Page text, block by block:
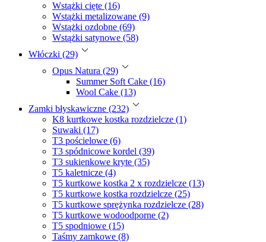
Wstążki cięte (16)
Wstążki metalizowane (9)
Wstążki ozdobne (69)
Wstążki satynowe (58)
Włóczki (29)
Opus Natura (29)
Summer Soft Cake (16)
Wool Cake (13)
Zamki błyskawiczne (232)
K8 kurtkowe kostka rozdzielcze (1)
Suwaki (17)
T3 pościelowe (6)
T3 spódnicowe kordel (39)
T3 sukienkowe kryte (35)
T5 kaletnicze (4)
T5 kurtkowe kostka 2 x rozdzielcze (13)
T5 kurtkowe kostka rozdzielcze (25)
T5 kurtkowe sprężynka rozdzielcze (28)
T5 kurtkowe wodoodporne (2)
T5 spodniowe (15)
Taśmy zamkowe (8)